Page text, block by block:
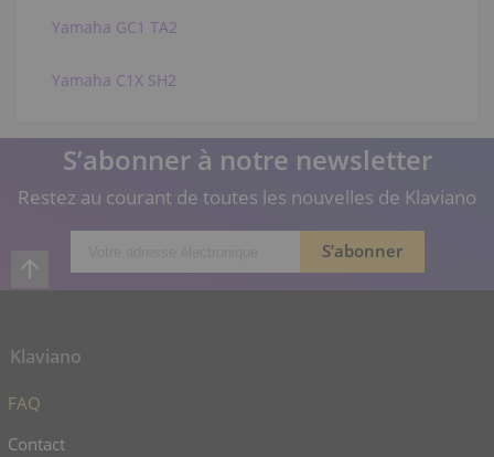
Yamaha GC1 TA2
Yamaha C1X SH2
S’abonner à notre newsletter
Restez au courant de toutes les nouvelles de Klaviano
Klaviano
FAQ
Contact